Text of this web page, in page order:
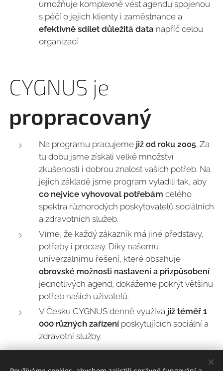
umožňuje komplexně vést agendu spojenou
s péčí o jejich klienty i zaměstnance a
efektivně sdílet důležitá data napříč celou
organizací.
CYGNUS je
propracovaný
Na programu pracujeme již od roku 2005. Za
tu dobu jsme získali velké množství
zkušeností i dobrou znalost vašich potřeb. Na
jejich základě jsme program vyladili tak, aby
co nejvíce vyhovoval potřebám celého
spektra různorodých poskytovatelů sociálních
a zdravotních služeb.
Víme, že každý zákazník má jiné představy,
potřeby i procesy. Díky našemu
univerzálnímu řešení, které obsahuje
obrovské možnosti nastavení a přizpůsobení
jednotlivých agend, dokážeme pokrýt většinu
potřeb našich uživatelů.
V Česku CYGNUS denně využívá již téměř 1
000 různých zařízení poskytujících sociální a
zdravotní služby.